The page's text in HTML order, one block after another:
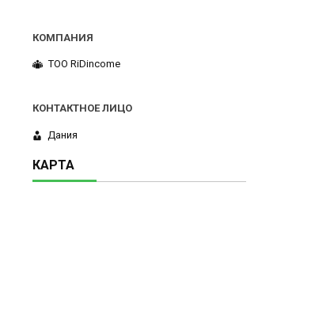
ТОО RiDincome
Дания
КАРТА